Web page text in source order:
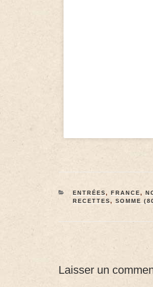
ENTRÉES, FRANCE,
RECETTES, SOMME
Laisser un